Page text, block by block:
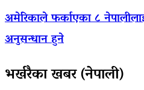
अमेरिकाले फर्काएका ८
अनुसन्धान हुने
भर्खरैका खबर (नेपाली)